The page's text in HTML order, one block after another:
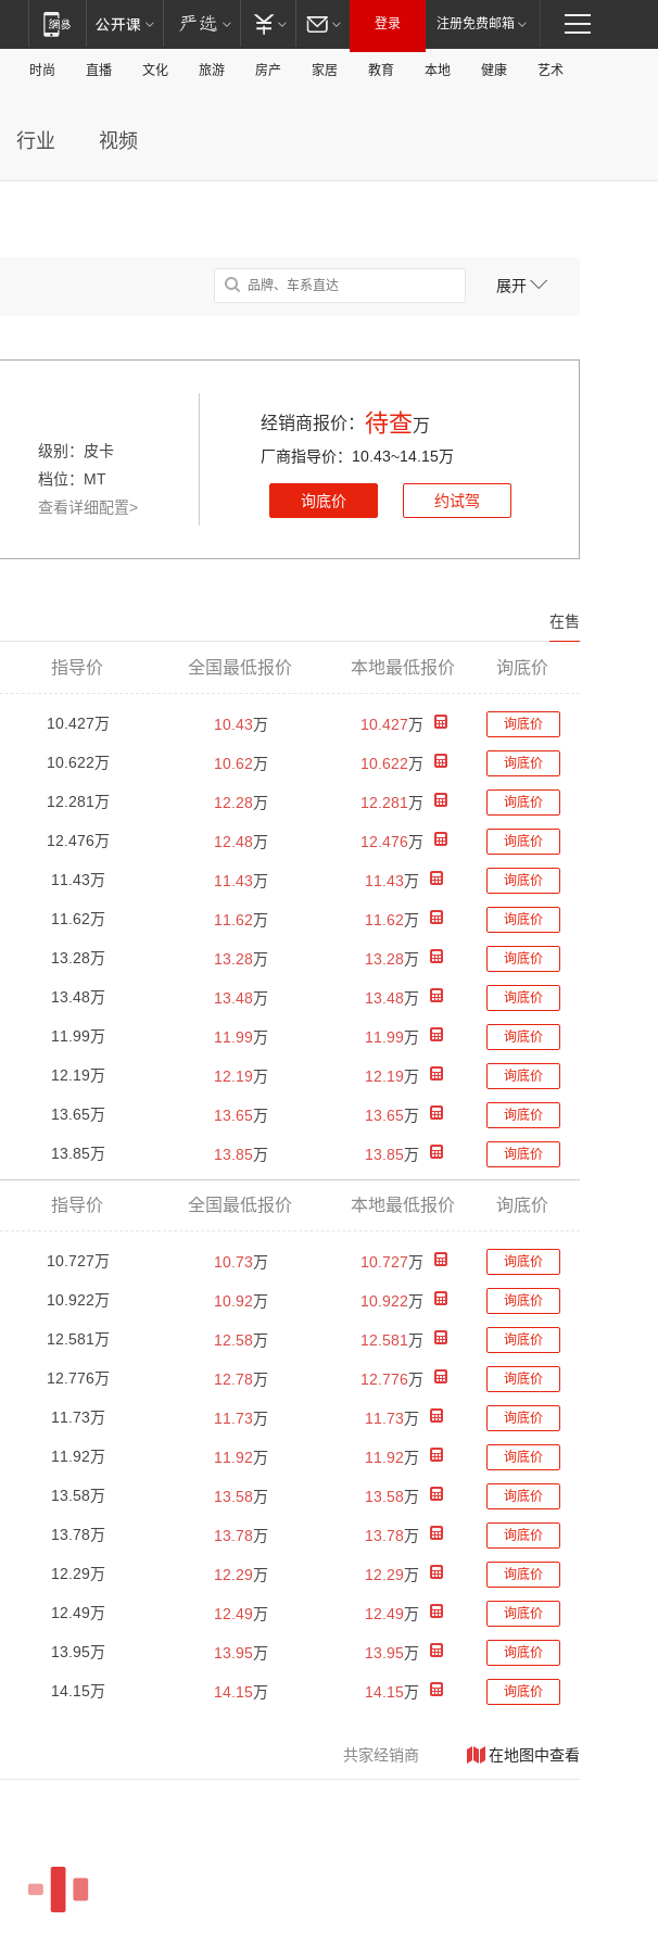
登录 注册免费邮箱
时尚 直播 文化 旅游 房产 家居 教育 本地 健康 艺术
行业 视频
展开
级别：皮卡
档位：MT
查看详细配置>
经销商报价： 待查万
厂商指导价：10.43~14.15万
询底价 约试驾
在售
指导价 全国最低报价 本地最低报价 询底价
10.427万 10.43万 10.427万 询底价
10.622万 10.62万 10.622万 询底价
12.281万 12.28万 12.281万 询底价
12.476万 12.48万 12.476万 询底价
11.43万 11.43万 11.43万 询底价
11.62万 11.62万 11.62万 询底价
13.28万 13.28万 13.28万 询底价
13.48万 13.48万 13.48万 询底价
11.99万 11.99万 11.99万 询底价
12.19万 12.19万 12.19万 询底价
13.65万 13.65万 13.65万 询底价
13.85万 13.85万 13.85万 询底价
指导价 全国最低报价 本地最低报价 询底价
10.727万 10.73万 10.727万 询底价
10.922万 10.92万 10.922万 询底价
12.581万 12.58万 12.581万 询底价
12.776万 12.78万 12.776万 询底价
11.73万 11.73万 11.73万 询底价
11.92万 11.92万 11.92万 询底价
13.58万 13.58万 13.58万 询底价
13.78万 13.78万 13.78万 询底价
12.29万 12.29万 12.29万 询底价
12.49万 12.49万 12.49万 询底价
13.95万 13.95万 13.95万 询底价
14.15万 14.15万 14.15万 询底价
共家经销商 在地图中查看